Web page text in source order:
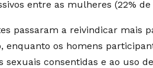
entre as mulheres (22%
passaram a reivindicar mais
enquanto os homens
sexuais consentidas e ao uso